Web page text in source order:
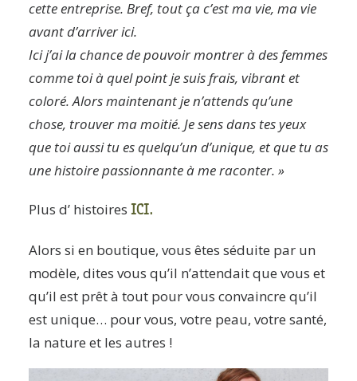
cette entreprise. Bref, tout ça c’est ma vie, ma vie
avant d’arriver ici.
Ici j’ai la chance de pouvoir montrer à des femmes
comme toi à quel point je suis frais, vibrant et
coloré. Alors maintenant je n’attends qu’une
chose, trouver ma moitié. Je sens dans tes yeux
que toi aussi tu es quelqu’un d’unique, et que tu as
une histoire passionnante à me raconter. »
Plus d’ histoires ICI.
Alors si en boutique, vous êtes séduite par un
modèle, dites vous qu’il n’attendait que vous et
qu’il est prêt à tout pour vous convaincre qu’il
est unique… pour vous, votre peau, votre santé,
la nature et les autres !